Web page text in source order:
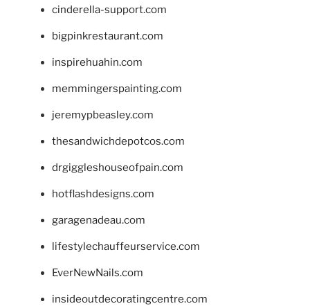
cinderella-support.com
bigpinkrestaurant.com
inspirehuahin.com
memmingerspainting.com
jeremypbeasley.com
thesandwichdepotcos.com
drgiggleshouseofpain.com
hotflashdesigns.com
garagenadeau.com
lifestylechauffeurservice.com
EverNewNails.com
insideoutdecoratingcentre.com